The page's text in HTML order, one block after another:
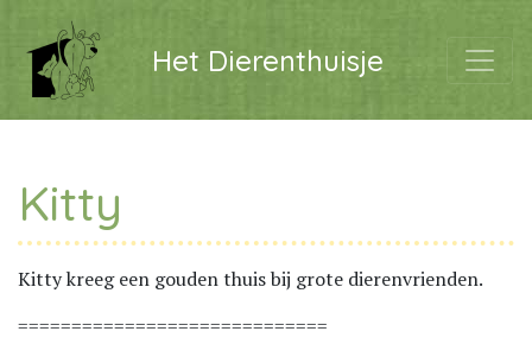
Het Dierenthuisje
Kitty
Kitty kreeg een gouden thuis bij grote dierenvrienden.
=============================